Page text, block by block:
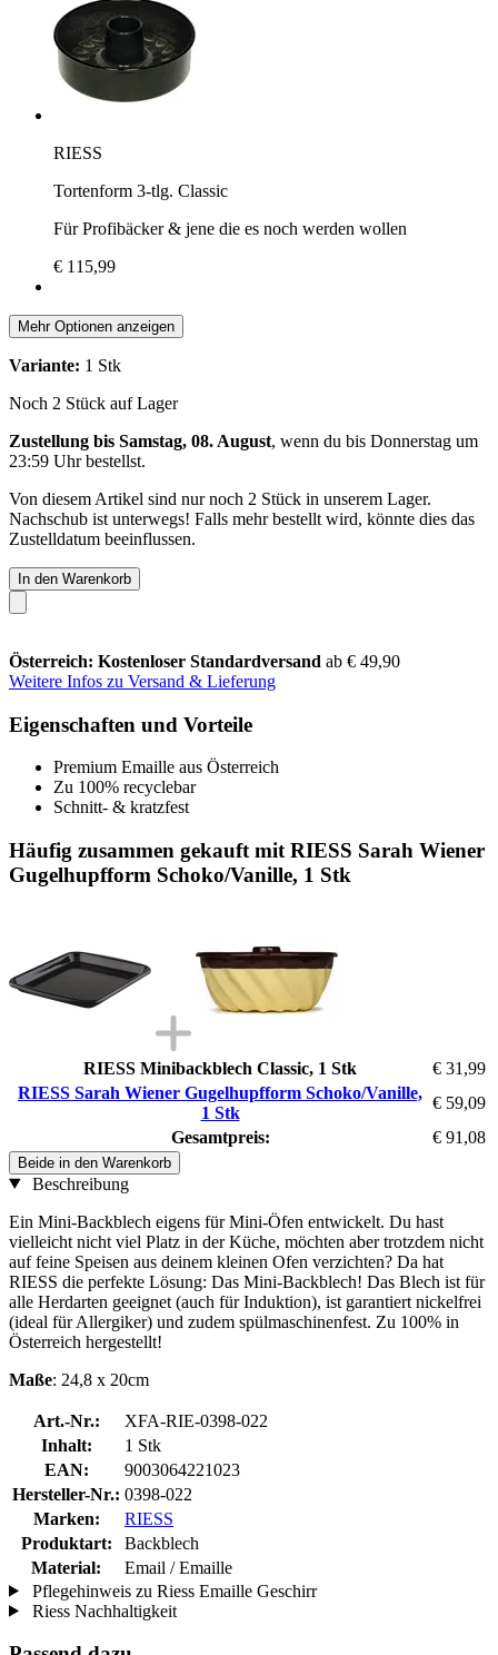
RIESS
Tortenform 3-tlg. Classic
Für Profibäcker & jene die es noch werden wollen
€ 115,99
Mehr Optionen anzeigen
Variante: 1 Stk
Noch 2 Stück auf Lager
Zustellung bis Samstag, 08. August, wenn du bis Donnerstag um
23:59 Uhrbestellst.
Von diesem Artikel sind nur noch 2 Stück in unserem Lager.
Nachschub ist unterwegs! Falls mehr bestellt wird, könnte dies das
Zustelldatum beeinflussen.
In den Warenkorb
Österreich: Kostenloser Standardversand ab € 49,90
Weitere Infos zu Versand & Lieferung
Eigenschaften und Vorteile
Premium Emaille aus Österreich
Zu 100% recyclebar
Schnitt- & kratzfest
Häufig zusammen gekauft mit RIESS Sarah Wiener
Gugelhupfform Schoko/Vanille, 1 Stk
RIESS Minibackblech Classic, 1 Stk
€ 31,99
RIESS Sarah Wiener Gugelhupfform Schoko/Vanille,
1 Stk
€ 59,09
Gesamtpreis:
€ 91,08
Beide in den Warenkorb
Beschreibung
Ein Mini-Backblech eigens für Mini-Öfen entwickelt. Du hast
vielleicht nicht viel Platz in der Küche, möchten aber trotzdem nicht
auf feine Speisen aus deinem kleinen Ofen verzichten? Da hat
RIESS die perfekte Lösung: Das Mini-Backblech! Das Blech ist für
alle Herdarten geeignet (auch für Induktion), ist garantiert nickelfrei
(ideal für Allergiker) und zudem spülmaschinenfest. Zu 100% in
Österreich hergestellt!
Maße: 24,8 x 20cm
Art.-Nr.:
XFA-RIE-0398-022
Inhalt:
1 Stk
EAN:
9003064221023
Hersteller-Nr.: 0398-022
Marken:
RIESS
Produktart:
Backblech
Material:
Email / Emaille
Pflegehinweis zu Riess Emaille Geschirr
Riess Nachhaltigkeit